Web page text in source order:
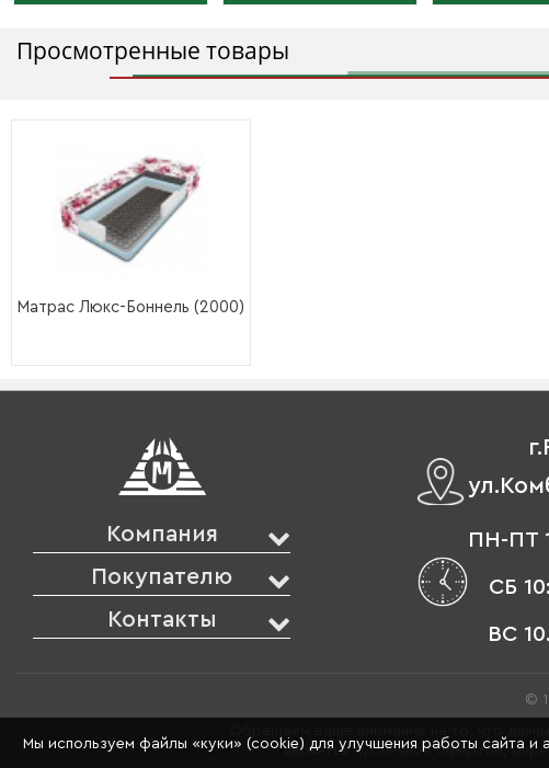
Просмотренные товары
Матрас Люкс-Боннель (2000)
Компания
Покупателю
Контакты
ПН-ПТ
СБ
ВС
©
является публичной офертой,
Мы используем файлы «куки» (cookie) для улучшения работы сайта